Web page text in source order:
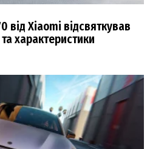
від Xiaomi відсвяткував
характеристики